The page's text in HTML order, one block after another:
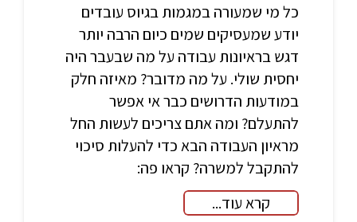
כל מי שמעורה במגמות בגיוס עובדים
יודע שמעסיקים שמים כיום הרבה יותר
דגש בראיונות עבודה על מה שבעבר היה
יחסית שולי. על מה מדובר? מאיזה חלק
במודעות הדרושים כבר אי אפשר
להתעלם? ומה אתם צריכים לעשות החל
מראיון העבודה הבא כדי להעלות סיכוי
להתקבל למשרה? קראו פה:
קרא עוד...